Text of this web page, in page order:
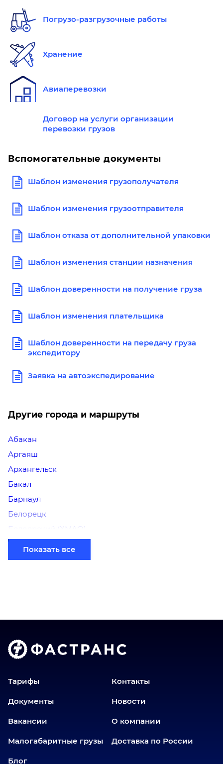
Погрузо-разгрузочные работы
Хранение
Авиаперевозки
Договор на услуги организации
перевозки грузов
Вспомогательные документы
Шаблон изменения грузополучателя
Шаблон изменения грузоотправителя
Шаблон отказа от дополнительной упаковки
Шаблон изменения станции назначения
Шаблон доверенности на получение груза
Шаблон изменения плательщика
Шаблон доверенности на передачу груза
экспедитору
Заявка на автоэкспедирование
Другие города и маршруты
Абакан
Аргаяш
Архангельск
Бакал
Барнаул
Белорецк
Белоярский (ХМАО)
Березники
Бийск
Волгоград
Донецк
Еманжелинск
Заводоуковск
Златоуст
Иваново
Показать все
Тарифы Контакты
Документы Новости
Вакансии О компании
Малогабаритные грузы Доставка по России
Блог